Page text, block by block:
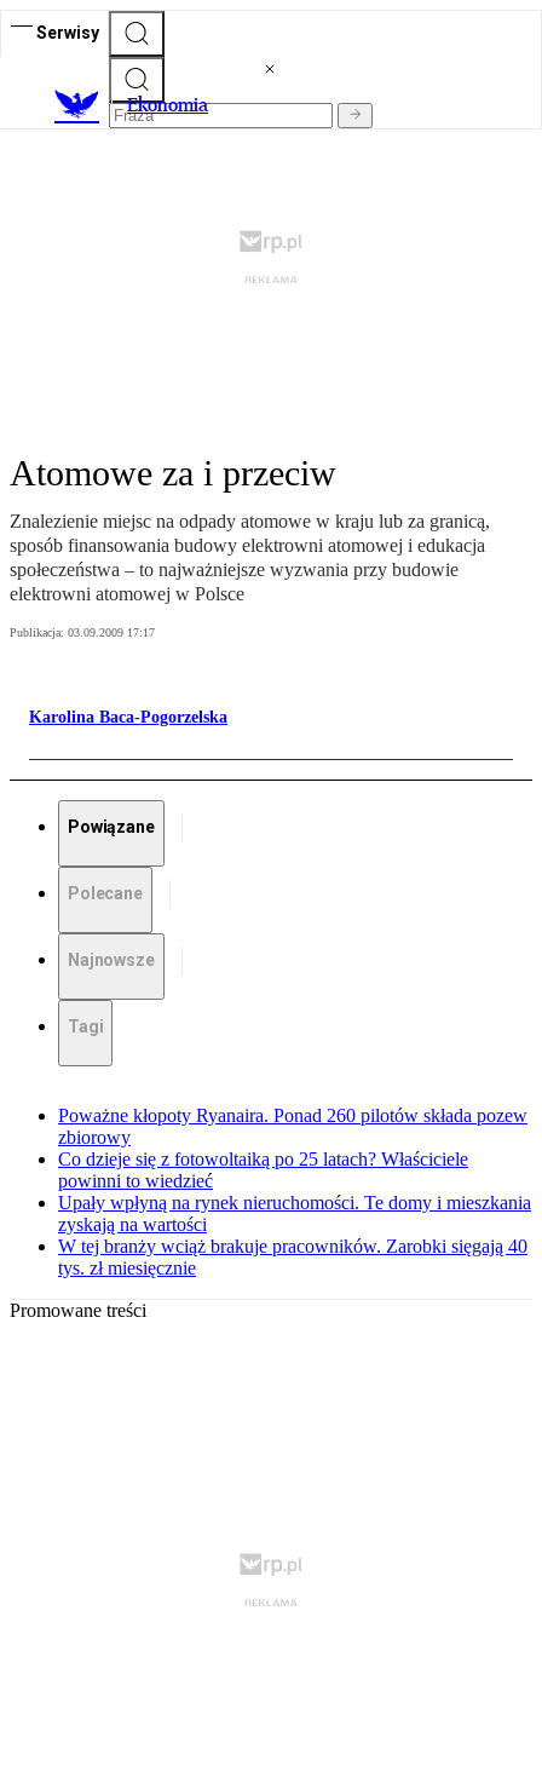
Serwisy
Ekonomia
Atomowe za i przeciw
Znalezienie miejsc na odpady atomowe w kraju lub za granicą,
sposób finansowania budowy elektrowni atomowej i edukacja
społeczeństwa – to najważniejsze wyzwania przy budowie
elektrowni atomowej w Polsce
Publikacja: 03.09.2009 17:17
Karolina Baca-Pogorzelska
Powiązane
Polecane
Najnowsze
Tagi
Poważne kłopoty Ryanaira. Ponad 260 pilotów składa pozew
zbiorowy
Co dzieje się z fotowoltaiką po 25 latach? Właściciele
powinni to wiedzieć
Upały wpłyną na rynek nieruchomości. Te domy i mieszkania
zyskają na wartości
W tej branży wciąż brakuje pracowników. Zarobki sięgają 40
tys. zł miesięcznie
Promowane treści